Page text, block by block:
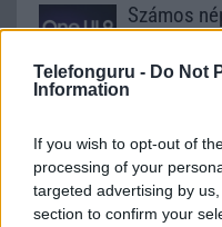
Telefonguru - Do Not
Information
If you wish to opt-out of
processing of your
targeted advertising by
section to confirm your
Számos
készülék
A One UI 9 érkezése új
funkciókat és
azonban több korábbi
Galaxy készülék